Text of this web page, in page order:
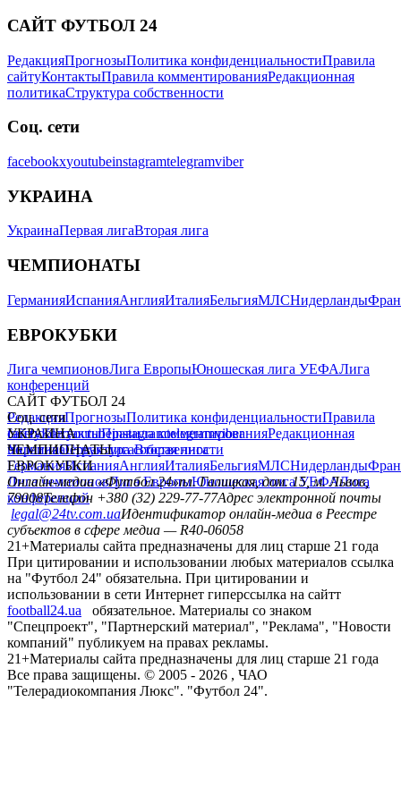
САЙТ ФУТБОЛ 24
РедакцияПрогнозыПолитика конфиденциальностиПравила
сайтуКонтактыПравила комментированияРедакционная
политикаСтруктура собственности
Соц. сети
facebookxyoutubeinstagramtelegramviber
УКРАИНА
УкраинаПервая лигаВторая лига
ЧЕМПИОНАТЫ
ГерманияИспанияАнглияИталияБельгияМЛСНидерланды
ЕВРОКУБКИ
Лига чемпионовЛига ЕвропыЮношеская лига УЕФАЛига
конференций
САЙТ ФУТБОЛ 24
РедакцияПрогнозыПолитика конфиденциальностиПравила
сайтуКонтактыПравила комментированияРедакционная
политикаСтруктура собственности
Соц. сети
facebookxyoutubeinstagramtelegramviber
УКРАИНА
УкраинаПервая лигаВторая лига
ЧЕМПИОНАТЫ
ГерманияИспанияАнглияИталияБельгияМЛСНидерланды
ЕВРОКУБКИ
Лига чемпионовЛига ЕвропыЮношеская лига УЕФАЛига
конференций
Онлайн-медиа «Футбол 24»пл. Галицкая, дом. 15, м. Львов,
79008Телефон +380 (32) 229-77-77Адрес электронной почты
legal@24tv.com.uaИдентификатор онлайн-медиа в Реестре
субъектов в сфере медиа — R40-06058
21+Материалы сайта предназначены для лиц старше 21 года
При цитировании и использовании любых материалов ссылка
на "Футбол 24" обязательна. При цитировании и
использовании в сети Интернет гиперссылка на сайтт
football24.ua
обязательное. Материалы со знаком
"Спецпроект", "Партнерский материал", "Реклама", "Новости
компаний" публикуем на правах рекламы.
21+Материалы сайта предназначены для лиц старше 21 года
Все права защищены. © 2005 - 2026 , ЧАО
"Телерадиокомпания Люкс". "Футбол 24".